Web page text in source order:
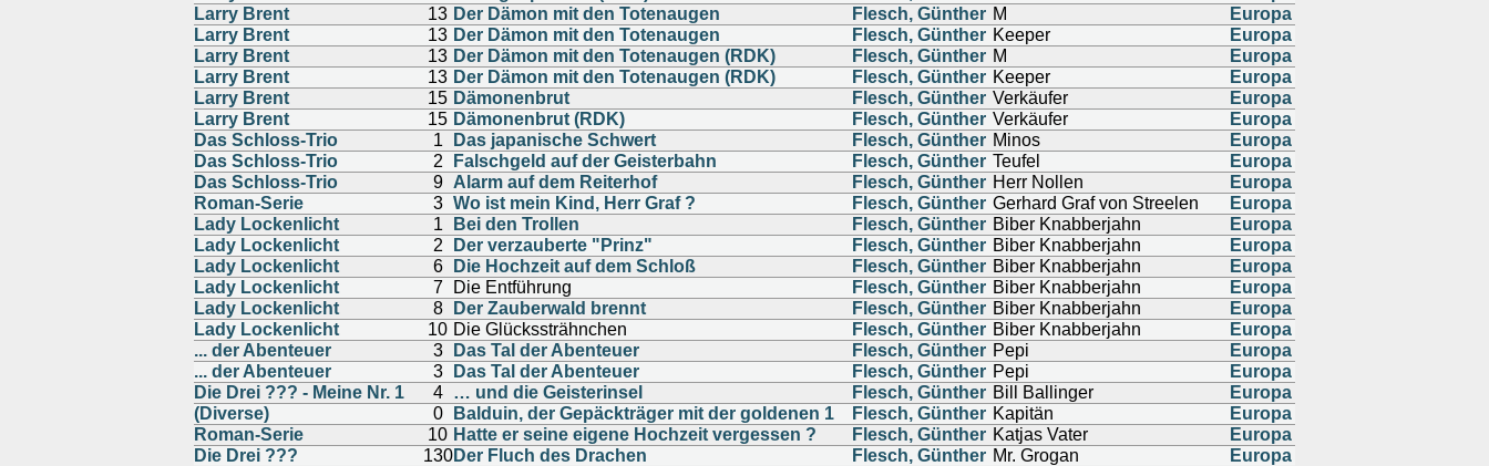
Larry Brent
13 Der Dämon mit den Totenaugen Flesch, Günther M
Europa
Larry Brent
13 Der Dämon mit den Totenaugen Flesch, Günther Keeper
Europa
Larry Brent
13 Der Dämon mit den Totenaugen (RDK) Flesch, Günther M
Europa
Larry Brent
13 Der Dämon mit den Totenaugen (RDK) Flesch, Günther Keeper
Europa
Larry Brent
15 Dämonenbrut Flesch, Günther Verkäufer
Europa
Larry Brent
15 Dämonenbrut (RDK) Flesch, Günther Verkäufer
Europa
Das Schloss-Trio
1 Das japanische Schwert Flesch, Günther Minos
Europa
Das Schloss-Trio
2 Falschgeld auf der Geisterbahn Flesch, Günther Teufel
Europa
Das Schloss-Trio
9 Alarm auf dem Reiterhof Flesch, Günther Herr Nollen
Europa
Roman-Serie
3 Wo ist mein Kind, Herr Graf ? Flesch, Günther Gerhard Graf von Streelen
Europa
Lady Lockenlicht
1 Bei den Trollen Flesch, Günther Biber Knabberjahn
Europa
Lady Lockenlicht
2 Der verzauberte "Prinz" Flesch, Günther Biber Knabberjahn
Europa
Lady Lockenlicht
6 Die Hochzeit auf dem Schloß Flesch, Günther Biber Knabberjahn
Europa
Lady Lockenlicht
7 Die Entführung Flesch, Günther Biber Knabberjahn
Europa
Lady Lockenlicht
8 Der Zauberwald brennt Flesch, Günther Biber Knabberjahn
Europa
Lady Lockenlicht
10 Die Glückssträhnchen Flesch, Günther Biber Knabberjahn
Europa
... der Abenteuer
3 Das Tal der Abenteuer Flesch, Günther Pepi
Europa
... der Abenteuer
3 Das Tal der Abenteuer Flesch, Günther Pepi
Europa
Die Drei ??? - Meine Nr. 1
4 … und die Geisterinsel Flesch, Günther Bill Ballinger
Europa
(Diverse)
0 Balduin, der Gepäckträger mit der goldenen 1 Flesch, Günther Kapitän
Europa
Roman-Serie
10 Hatte er seine eigene Hochzeit vergessen ? Flesch, Günther Katjas Vater
Europa
Die Drei ???
130 Der Fluch des Drachen Flesch, Günther Mr. Grogan
Europa